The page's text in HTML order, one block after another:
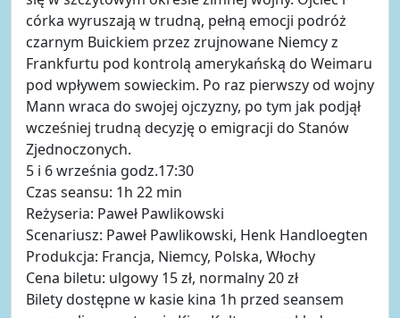
córka wyruszają w trudną, pełną emocji podróż
czarnym Buickiem przez zrujnowane Niemcy z
Frankfurtu pod kontrolą amerykańską do Weimaru
pod wpływem sowieckim. Po raz pierwszy od wojny
Mann wraca do swojej ojczyzny, po tym jak podjął
wcześniej trudną decyzję o emigracji do Stanów
Zjednoczonych.
5 i 6 września godz.17:30
Czas seansu: 1h 22 min
Reżyseria: Paweł Pawlikowski
Scenariusz: Paweł Pawlikowski, Henk Handloegten
Produkcja: Francja, Niemcy, Polska, Włochy
Cena biletu: ulgowy 15 zł, normalny 20 zł
Bilety dostępne w kasie kina 1h przed seansem